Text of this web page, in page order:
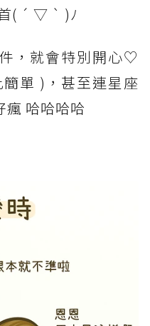
( ´ ▽ ` )ﾉ
，就會特別開心♡
單 )，甚至連星座
瘋 哈哈哈哈